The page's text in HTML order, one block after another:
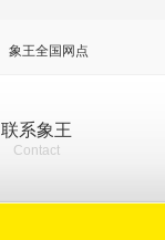
象王全国网点
联系象王
Contact